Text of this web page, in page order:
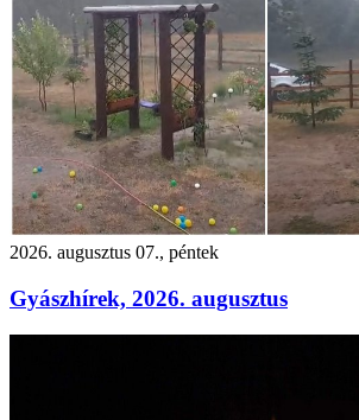
2026. augusztus 07., péntek
Gyászhírek, 2026. augusztus